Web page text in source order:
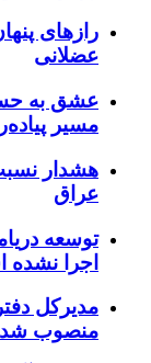
رازهای
عضلانی
عشق به
مسیر
هشدار
عراق
توسعه
اجرا
مدیرکل
منصوب شد